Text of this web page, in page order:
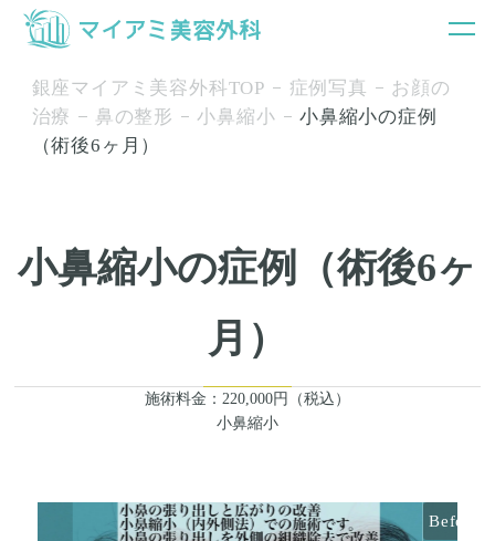
銀座マイアミ美容外科TOP 症例写真
お顔の
治療
鼻の整形 小鼻縮小
小鼻縮小の症例
（術後6ヶ月）
小鼻縮小の症例（術後6ヶ
月）
施術料金：220,000円（税込）
小鼻縮小
Before